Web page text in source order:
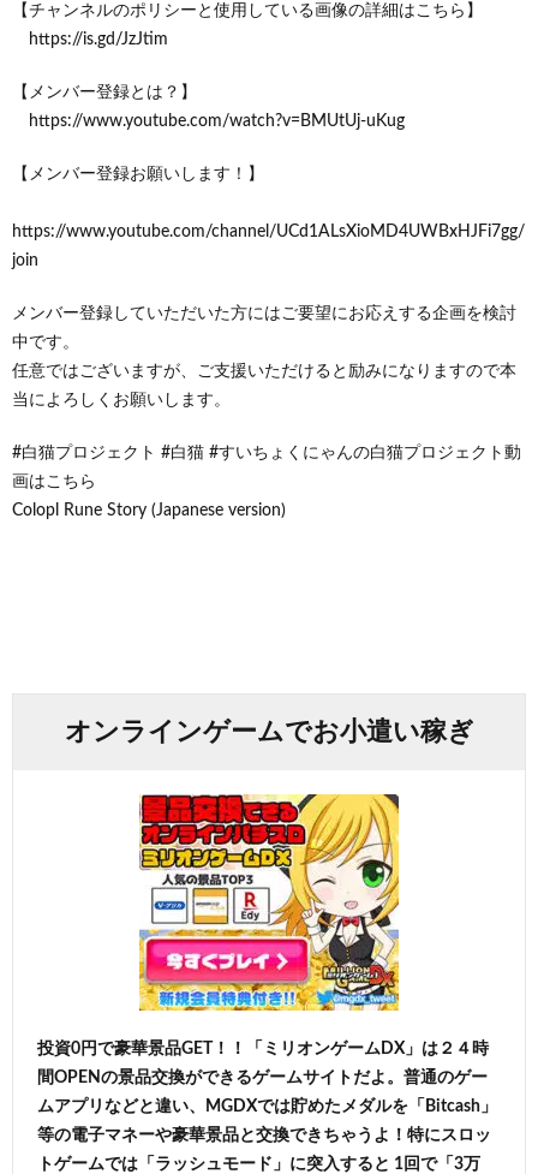
【チャンネルのポリシーと使用している画像の詳細はこちら】
https://is.gd/JzJtim
【メンバー登録とは？】
https://www.youtube.com/watch?v=BMUtUj-uKug
【メンバー登録お願いします！】
https://www.youtube.com/channel/UCd1ALsXioMD4UWBxHJFi7gg/
join
メンバー登録していただいた方にはご要望にお応えする企画を検討
中です。
任意ではございますが、ご支援いただけると励みになりますので本
当によろしくお願いします。
#白猫プロジェクト #白猫 #すいちょくにゃんの白猫プロジェクト動
画はこちら
Colopl Rune Story (Japanese version)
オンラインゲームでお小遣い稼ぎ
投資0円で豪華景品GET！！「ミリオンゲームDX」は２４時
間OPENの景品交換ができるゲームサイトだよ。普通のゲー
ムアプリなどと違い、MGDXでは貯めたメダルを「Bitcash」
等の電子マネーや豪華景品と交換できちゃうよ！特にスロッ
トゲームでは「ラッシュモード」に突入すると 1回で「3万